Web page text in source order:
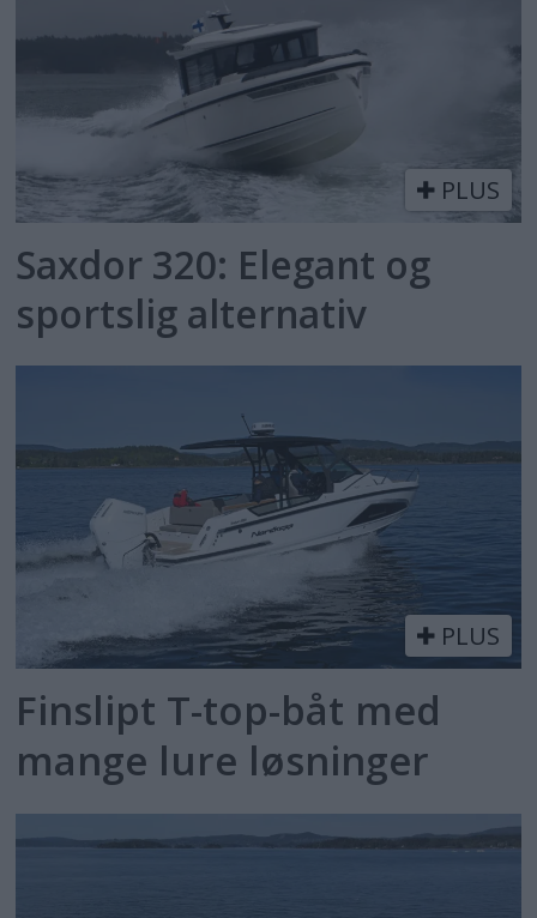
PLUS
Saxdor 320: Elegant og
sportslig alternativ
PLUS
Finslipt T-top-båt med
mange lure løsninger